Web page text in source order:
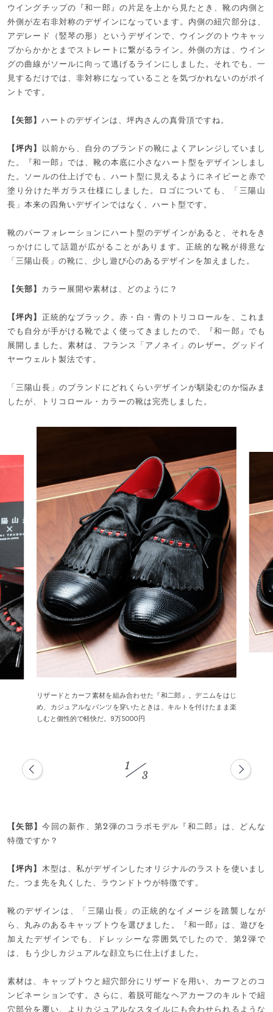
ウイングチップの『和一郎』の片足を上から見たとき、靴の内側と
外側が左右非対称のデザインになっています。内側の紐穴部分は、
アデレード（竪琴の形）というデザインで、ウイングのトウキャッ
プからかかとまでストレートに繋がるライン。外側の方は、ウイン
グの曲線がソールに向って逃げるラインにしました。それでも、一
見するだけでは、非対称になっていることを気づかれないのがポイ
ントです。
【矢部】 ハートのデザインは、坪内さんの真骨頂ですね。
【坪内】 以前から、自分のブランドの靴によくアレンジしていまし
た。『和一郎』では、靴の本底に小さなハート型をデザインしまし
た。ソールの仕上げでも、ハート型に見えるようにネイビーと赤で
塗り分けた半ガラス仕様にしました。ロゴについても、「三陽山
長」本来の四角いデザインではなく、ハート型です。
靴のパーフォレーションにハート型のデザインがあると、それをき
っかけにして話題が広がることがあります。正統的な靴が得意な
「三陽山長」の靴に、少し遊び心のあるデザインを加えました。
【矢部】 カラー展開や素材は、どのように？
【坪内】 正統的なブラック。赤・白・青のトリコロールを、これま
でも自分が手がける靴でよく使ってきましたので、『和一郎』でも
展開しました。素材は、フランス「アノネイ」のレザー。グッドイ
ヤーウェルト製法です。
「三陽山長」のブランドにどれくらいデザインが馴染むのか悩みま
したが、トリコロール・カラーの靴は完売しました。
リザードとカーフ素材を組み合わせた『和二郎』。デニムをはじ
め、カジュアルなパンツを穿いたときは、キルトを付けたまま楽
しむと個性的で軽快だ。9万5000円
1
3
【矢部】今回の新作、第2弾のコラボモデル『和二郎』は、どんな
特徴ですか？
【坪内】 木型は、私がデザインしたオリジナルのラストを使いまし
た。つま先を丸くした、ラウンドトウが特徴です。
靴のデザインは、「三陽山長」の正統的なイメージを踏襲しなが
ら、丸みのあるキャップトウを選びました。『和一郎』は、遊びを
加えたデザインでも、ドレッシーな雰囲気でしたので、第2弾で
は、もう少しカジュアルな顔立ちに仕上げました。
素材は、キャップトウと紐穴部分にリザードを用い、カーフとのコ
ンビネーションです。さらに、着脱可能なヘアカーフのキルトで紐
穴部分を覆い、よりカジュアルなスタイルにも合わせられるような